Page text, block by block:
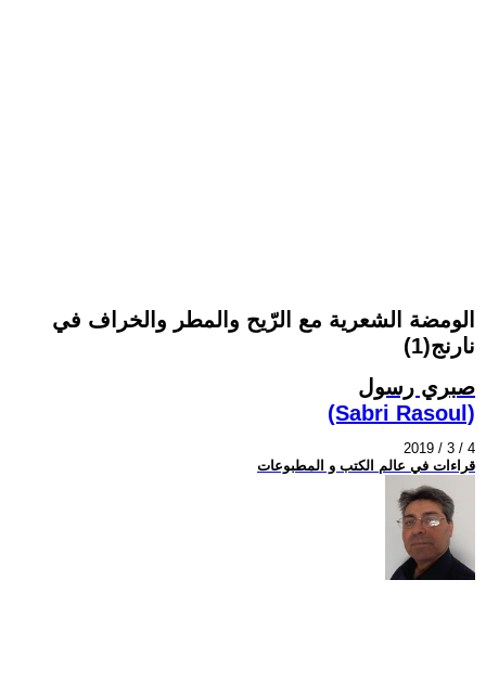
الومضة الشعرية مع الرّيح والمطر والخراف في
نارنج(1)
صبري رسول
(Sabri Rasoul)
2019 / 3 / 4
قراءات في عالم الكتب و المطبوعات